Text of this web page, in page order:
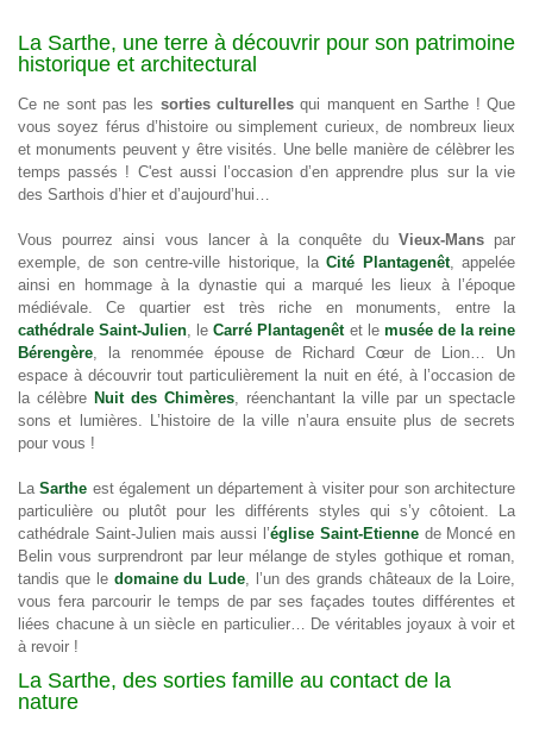
La Sarthe, une terre à découvrir pour son patrimoine
historique et architectural
Ce ne sont pas les sorties culturelles qui manquent en Sarthe ! Que
vous soyez férus d’histoire ou simplement curieux, de nombreux lieux
et monuments peuvent y être visités. Une belle manière de célèbrer les
temps passés ! C'est aussi l’occasion d’en apprendre plus sur la vie
des Sarthois d’hier et d’aujourd’hui…
Vous pourrez ainsi vous lancer à la conquête du Vieux-Manspar
exemple, de son centre-ville historique, laCité Plantagenêt, appelée
ainsi en hommage à la dynastie qui a marqué les lieux à l’époque
médiévale. Ce quartier est très riche en monuments, entre la
cathédrale Saint-Julien, leCarré Plantagenêtet le musée de la reine
Bérengère, la renommée épouse de Richard Cœur de Lion… Un
espace à découvrir tout particulièrement la nuit en été, à l’occasion de
la célèbre Nuit des Chimères, réenchantant la ville par un spectacle
sons et lumières. L’histoire de la ville n’aura ensuite plus de secrets
pour vous !
LaSarthe est également un département à visiter pour son architecture
particulière ou plutôt pour les différents styles qui s’y côtoient. La
cathédrale Saint-Julien mais aussi l’église Saint-Etiennede Moncé en
Belin vous surprendront par leur mélange de styles gothique et roman,
tandis que le domaine du Lude, l’un des grands châteaux de la Loire,
vous fera parcourir le temps de par ses façades toutes différentes et
liées chacune à un siècle en particulier… De véritables joyaux à voir et
à revoir !
La Sarthe, des sorties famille au contact de la
nature